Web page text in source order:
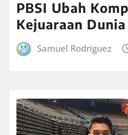
PBSI Ubah
Kejuaraan
Samuel Rodriguez